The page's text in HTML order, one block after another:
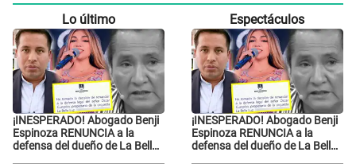
Lo último
¡INESPERADO! Abogado Benji
Espinoza RENUNCIA a la
defensa del dueño de La Bella
Espectáculos
¡INESPERADO! Abogado Benji
Espinoza RENUNCIA a la
defensa del dueño de La Bella